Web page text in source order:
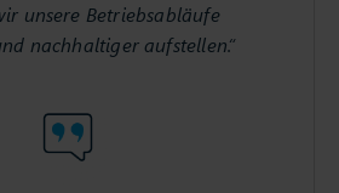
unsere Betriebsabläufe
nachhaltiger aufstellen.“